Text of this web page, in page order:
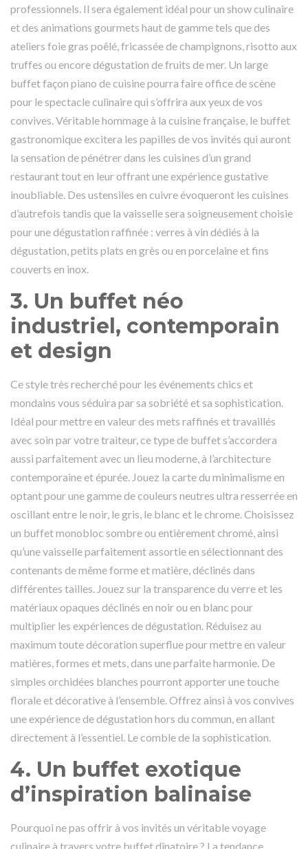
professionnels. Il sera également idéal pour un show culinaire
et des animations gourmets haut de gamme tels que des
ateliers foie gras poêlé, fricassée de champignons, risotto aux
truffes ou encore dégustation de fruits de mer. Un large
buffet façon piano de cuisine pourra faire office de scène
pour le spectacle culinaire qui s’offrira aux yeux de vos
convives. Véritable hommage à la cuisine française, le buffet
gastronomique excitera les papilles de vos invités qui auront
la sensation de pénétrer dans les cuisines d’un grand
restaurant tout en leur offrant une expérience gustative
inoubliable. Des ustensiles en cuivre évoqueront les cuisines
d’autrefois tandis que la vaissellesera soigneusement choisie
pour une dégustation raffinée : verres à vin dédiés à la
dégustation, petits plats en grès ou en porcelaine et fins
couverts en inox.
3. Un buffet néo
industriel, contemporain
et design
Ce style très recherché pour les événements chics et
mondains vous séduira par sa sobriété et sa sophistication.
Idéal pour mettre en valeur des mets raffinés et travaillés
avec soin par votre traiteur, ce type de buffet s’accordera
aussi parfaitement avec un lieu moderne, à l’architecture
contemporaine et épurée. Jouez la carte du minimalisme en
optant pour une gamme de couleurs neutres ultra resserrée en
oscillant entre le noir, le gris, le blanc et le chrome. Choisissez
un buffet monobloc sombre ou entièrement chromé, ainsi
qu’une vaisselle parfaitement assortie en sélectionnant des
contenants de même forme et matière, déclinés dans
différentes tailles. Jouez sur la transparence du verre et les
matériaux opaques déclinés en noir ou en blanc pour
multiplier les expériences de dégustation. Réduisez au
maximum toute décoration superflue pour mettre en valeur
matières, formes et mets, dans une parfaite harmonie. De
simples orchidées blanches pourront apporter une touche
florale et décorative à l’ensemble. Offrez ainsi à vos convives
une expérience de dégustation hors du commun, en allant
directement à l’essentiel. Le comble de la sophistication.
4. Un buffet exotique
d’inspiration balinaise
Pourquoi ne pas offrir à vos invités un véritable voyage
culinaire à travers votre buffet dînatoire ? La tendance